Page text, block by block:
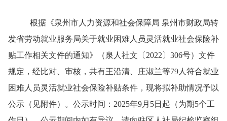
根据《泉州市人力资源和社会保障局 泉州市财政局转
发省劳动就业服务局关于就业困难人员灵活就业社会保险补
贴工作相关文件的通知》（泉人社文〔 2022 〕 306号）文件
规定，经比对、审核，共有王沿清、庄淑兰等79 人符合就业
困难人员灵活就业社会保险补贴条件，现将拟补助情况予以
公示（见附件）。公示时间： 2025年9月 5日起（为期5个工